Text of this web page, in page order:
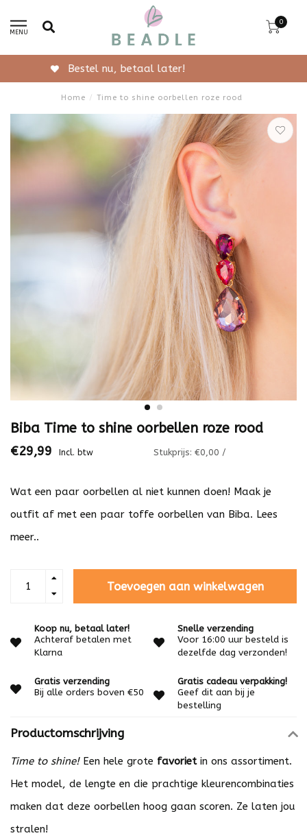
MENU
0
Gratis verzending vanaf 50,-
Home / Time to shine oorbellen roze rood
Biba Time to shine oorbellen roze rood
€29,99 Incl. btw Stukprijs: €0,00 /
Wat een paar oorbellen al niet kunnen doen! Maak je
outfit af met een paar toffe oorbellen van Biba. Lees
meer..
Toevoegen aan winkelwagen
Koop nu, betaal later!
Achteraf betalen met
Klarna
Snelle verzending
Voor 16:00 uur besteld is
dezelfde dag verzonden!
Gratis verzending
Bij alle orders boven €50
Gratis cadeau verpakking!
Geef dit aan bij je
bestelling
Productomschrijving
Time to shine! Een hele grote favoriet in ons assortiment.
Het model, de lengte en die prachtige kleurencombinaties
maken dat deze oorbellen hoog gaan scoren. Ze laten jou
stralen!